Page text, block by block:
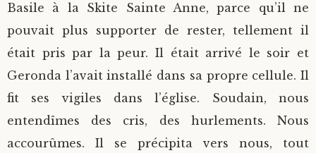
Basile à la Skite Sainte Anne, parce qu’il ne
pouvait plus supporter de rester, tellement il
était pris par la peur. Il était arrivé le soir et
Geronda l’avait installé dans sa propre cellule. Il
fit ses vigiles dans l’église. Soudain, nous
entendîmes des cris, des hurlements. Nous
accourûmes. Il se précipita vers nous, tout